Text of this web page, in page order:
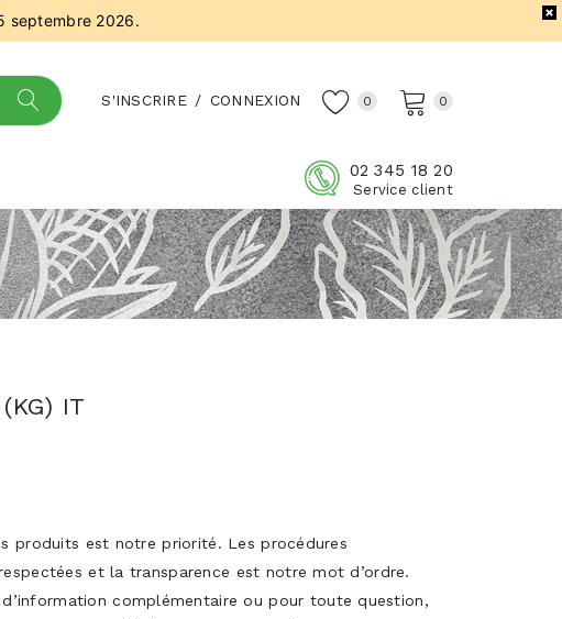
septembre 2026.
S'INSCRIRE / CONNEXION 0 0
02 345 18 20
Service client
IT
produits est notre priorité. Les procédures
et la transparence est notre mot d’ordre.
complémentaire ou pour toute question,